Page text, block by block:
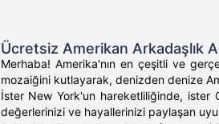
Ücretsiz Amerikan Arkadaşlık
Merhaba! Amerika'nın en çeşitli ve
mozaiğini kutlayarak, denizden denize
İster New York'un hareketliliğinde, ister
değerlerinizi ve hayallerinizi paylaşan